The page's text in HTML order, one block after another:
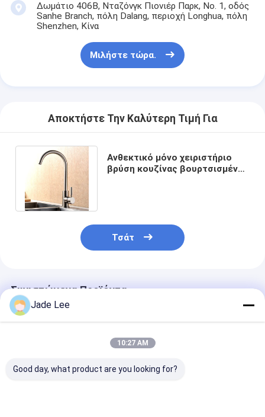
Δωμάτιο 406B, Νταζόνγκ Πιονιέρ Παρκ, Νο. 1, οδός
Sanhe Branch, πόλη Dalang, περιοχή Longhua, πόλη
Shenzhen, Κίνα
Μιλήστε τώρα.
Αποκτήστε Την Καλύτερη Τιμή Για
Ανθεκτικό μόνo χειριστήριο
βρύση κουζίνας βουρτσισμένο
Τσάτ
Συνιστώμενα Προϊόντα
Jade Lee
10:27 AM
Good day, what product are you looking for?